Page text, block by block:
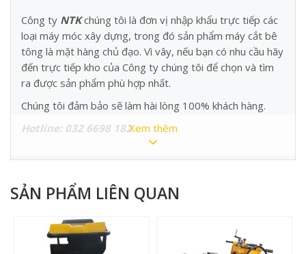
Công ty NTKchúng tôi là đơn vị nhập khẩu trực tiếp các
loại máy móc xây dựng, trong đó sản phẩm máy cắt bê
tông là mặt hàng chủ đạo. Vì vây, nếu bạn có nhu cầu hãy
đến trực tiếp kho của Công ty chúng tôi để chọn và tìm
ra được sản phẩm phù hợp nhất.
Chúng tôi đảm bảo sẽ làm hài lòng 100% khách hàng.
Hotline: 032 6698 182Xem thêm
SẢN PHẨM LIÊN QUAN